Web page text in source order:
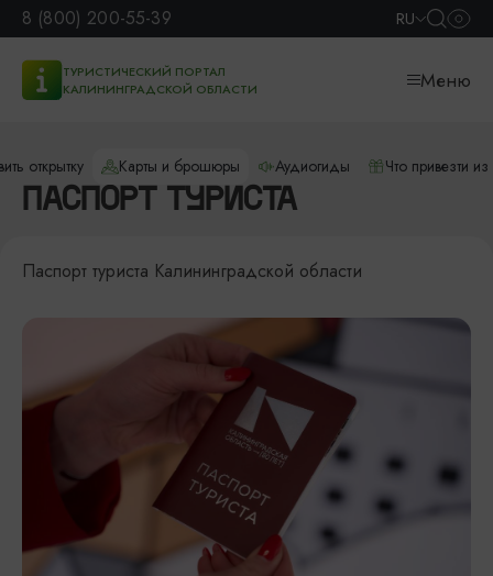
8 (800) 200-55-39 RU
ТУРИСТИЧЕСКИЙ ПОРТАЛ
КАЛИНИНГРАДСКОЙ ОБЛАСТИ
Меню
открытку Карты и брошюры Аудиогиды Что привезти
ПАСПОРТ ТУРИСТА
Паспорт туриста Калининградской области